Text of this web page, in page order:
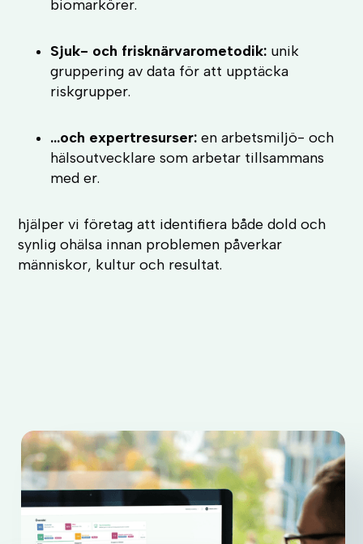
biomarkörer.
Sjuk- och frisknärvarometodik: unik
gruppering av data för att upptäcka
riskgrupper.
...och expertresurser:en arbetsmiljö- och
hälsoutvecklare som arbetar tillsammans
med er.
hjälper vi företag att identifiera både dold och
synlig ohälsa innan problemen påverkar
människor, kultur och resultat.